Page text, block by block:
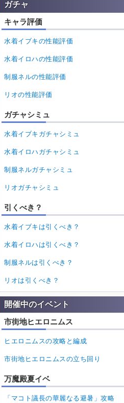
ガチャ
キャラ評価
水着イブキの性能評価
水着イロハの性能評価
制服ネルの性能評価
リオの性能評価
ガチャシミュ
水着イブキガチャシミュ
水着イロハガチャシミュ
制服ネルガチャシミュ
リオガチャシミュ
引くべき？
水着イブキは引くべき？
水着イロハは引くべき？
制服ネルは引くべき？
リオは引くべき？
開催中のイベント
市街地ヒエロニムス
ヒエロニムスの攻略と編成
市街地ヒエロニムスの立ち回り
万魔殿夏イベ
「マコト議長の華麗なる避暑」攻略